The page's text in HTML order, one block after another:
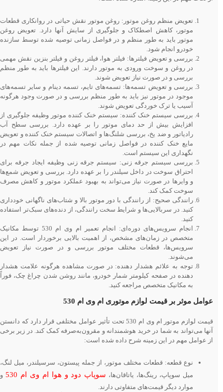
تعویض منظم روغن موتور: روغن موتور نقش حیاتی در روانکاری قطعات
موتور، کاهش اصطکاک و جلوگیری از سایش آنها دارد. تعویض روغن
موتور باید به طور منظم و در فواصل زمانی توصیه شده توسط سازنده
خودرو انجام شود.
بررسی و تعویض فیلترها: فیلتر هوا، فیلتر روغن و فیلتر بنزین نقش مهمی
در روغن و سوخت ورودی به موتور دارند. این فیلترها باید به طور منظم
بررسی و در صورت نیاز تعویض شوند.
بررسی و تعویض تسمه‌ها: تسمه‌های تایم، تسمه دینام و سایر تسمه‌های
موجود در موتور نیز باید به طور منظم بررسی و در صورت وجود هرگونه
آسیب یا ترک خوردگی تعویض شوند.
بررسی سیستم خنک کننده: سیستم خنک کننده موتور وظیفه جلوگیری از
افزایش بیش از حد دمای موتور را بر عهده دارد. بررسی سطح آب
رادیاتور و ضد یخ، بررسی شلنگ‌ها و اتصالات سیستم خنک کننده و تعویض
مایع خنک کننده در فواصل زمانی توصیه شده از جمله نکات مهم در
نگهداری این سیستم است.
بررسی سیستم جرقه زنی: سیستم جرقه زنی وظیفه ایجاد جرقه برای
احتراق سوخت در داخل سیلندر را بر عهده دارد. بررسی و تعویض شمع‌ها
و وایرها در صورت نیاز می‌تواند به بهبود عملکرد موتور و کاهش مصرف
سوخت کمک کند.
رانندگی صحیح: از رانندگی با دور موتور بالا و شتاب‌های ناگهانی خودداری
کنید. در سربالایی‌ها و شرایط سخت رانندگی، از دنده‌های سبک‌تر استفاده
کنید.
انجام سرویس‌های دوره‌ای: انجام تعمیر ام وی ام 530 توسط مکانیک
متخصص در زمان‌های مشخص، از اهمیت بالایی برخوردار است. در این
سرویس‌ها، قطعات مختلف موتور بررسی و در صورت نیاز تعویض
می‌شوند.
توجه به علائم هشدار دهنده: در صورت مشاهده هرگونه علامت هشدار
دهنده در صفحه کیلومتر شمار خودرو، مانند روشن شدن چراغ چک، فوراً
به مکانیک متخصص مراجعه کنید.
عوامل موثر بر قیمتلوازمموتوری ام وی ام 530
قیمت لوازم موتور ام وی ام 530 تحت تأثیر عوامل مختلفی قرار دارد که دانستن
آنها می‌تواند به شما در خرید هوشمندانه و مقرون‌به‌صرفه کمک کند. در زیر برخی
از عوامل مهم در این زمینه شرح داده شده است:
نوع قطعه: قطعات مختلف موتور، از جمله پیستون، سرسیلندر، میل لنگ،
میل سوپاپ، رینگ‌ها، یاتاقان‌ها،سوپاپ دود و هوا ام وی ام 530
و
موارد دیگر قیمت‌های متفاوتی دارند.